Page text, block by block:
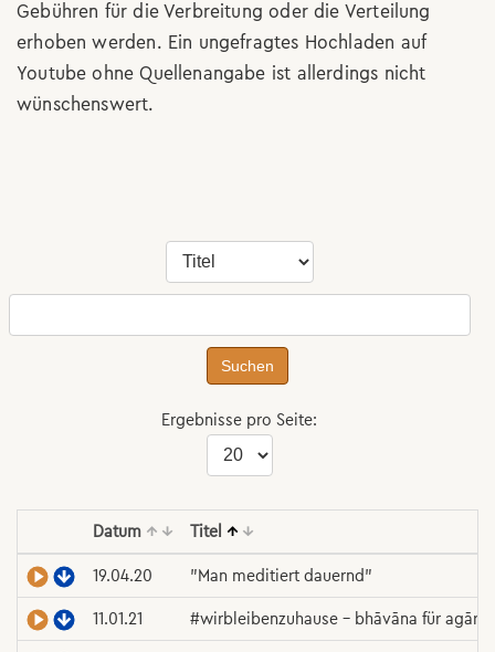
Gebühren für die Verbreitung oder die Verteilung
erhoben werden. Ein ungefragtes Hochladen auf
Youtube ohne Quellenangabe ist allerdings nicht
wünschenswert.
Suchen
Ergebnisse pro Seite:
Datum ↑ ↓ Titel ↑ ↓
19.04.20 "Man meditiert dauernd"
11.01.21 #wirbleibenzuhause – bhāvāna für